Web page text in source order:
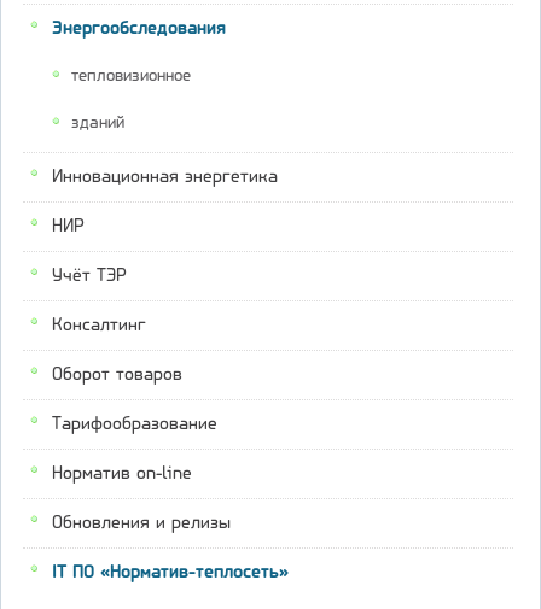
Энергообследования
тепловизионное
зданий
Инновационная энергетика
НИР
Учёт ТЭР
Консалтинг
Оборот товаров
Тарифообразование
Норматив on-line
Обновления и релизы
IT ПО «Норматив-теплосеть»